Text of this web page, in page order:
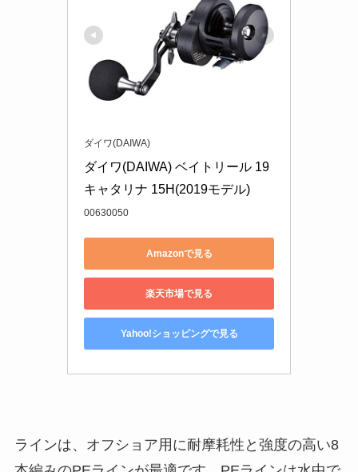
ダイワ(DAIWA)
ダイワ(DAIWA) ベイトリール 19
キャタリナ 15H(2019モデル)
00630050
Amazonで見る
楽天市場で見る
Yahoo!ショッピングで見る
ラインは、オフショア用に耐摩耗性と強度の高い8